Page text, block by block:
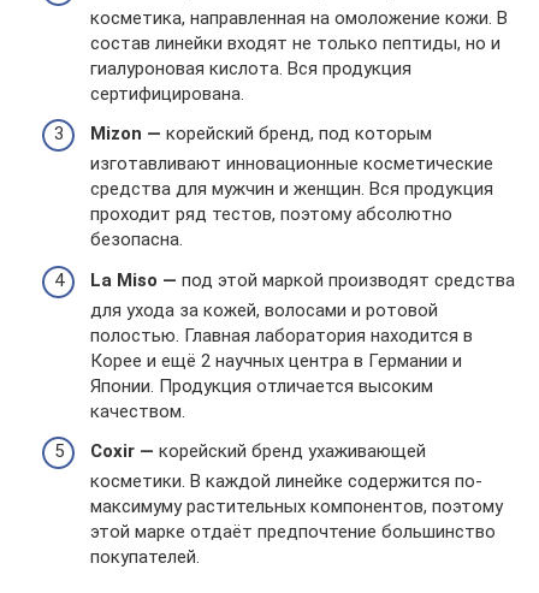
косметика, направленная на омоложение кожи. В
состав линейки входят не только пептиды, но и
гиалуроновая кислота. Вся продукция
сертифицирована.
Mizon — корейский бренд, под которым
изготавливают инновационные косметические
средства для мужчин и женщин. Вся продукция
проходит ряд тестов, поэтому абсолютно
безопасна.
La Miso — под этой маркой производят средства
для ухода за кожей, волосами и ротовой
полостью. Главная лаборатория находится в
Корее и ещё 2 научных центра в Германии и
Японии. Продукция отличается высоким
качеством.
Coxir — корейский бренд ухаживающей
косметики. В каждой линейке содержится по-
максимуму растительных компонентов, поэтому
этой марке отдаёт предпочтение большинство
покупателей.